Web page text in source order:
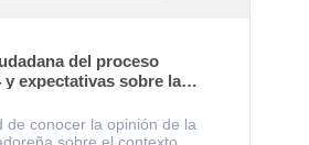
del proceso
y expectativas sobre la
legislativa y
de conocer la opinión de la
sobre el contexto